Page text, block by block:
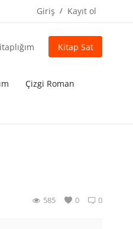
Giriş / Kayıt ol
Kitap Sat
Çizgi Roman
0
0
585